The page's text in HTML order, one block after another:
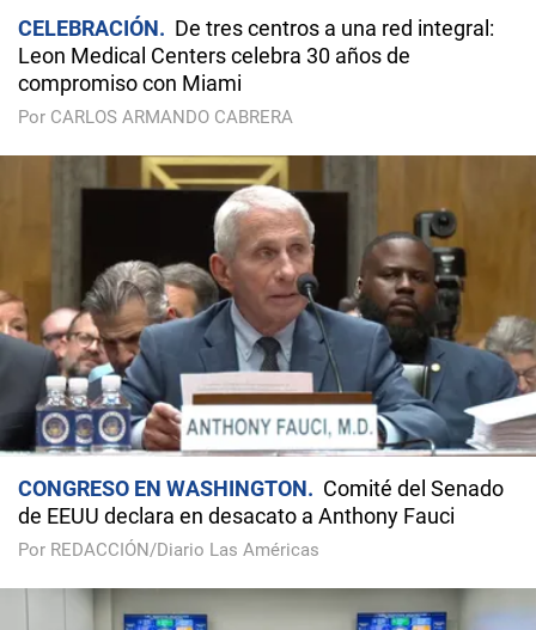
CELEBRACIÓN
De tres centros a una red integral:
Leon Medical Centers celebra 30 años de
compromiso con Miami
Por CARLOS ARMANDO CABRERA
CONGRESO EN WASHINGTON
Comité del Senado
de EEUU declara en desacato a Anthony Fauci
Por REDACCIÓN/Diario Las Américas